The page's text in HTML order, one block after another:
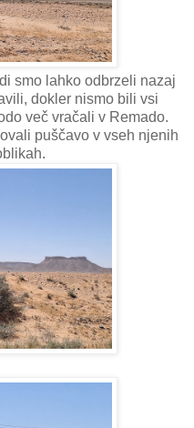
smo lahko odbrzeli nazaj
dokler nismo bili vsi
več vračali v Remado.
puščavo v vseh njenih